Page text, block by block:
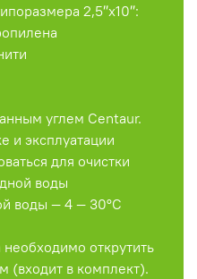
2,5″x10″:
углем Centaur.
и эксплуатации
для очистки
воды
воды — 4 — 30°C
открутить
(входит в комплект).